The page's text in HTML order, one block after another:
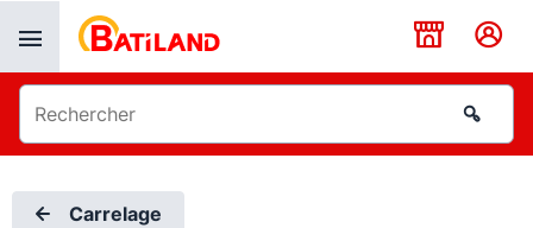
Carrelage
Panneau de gestion des cookies